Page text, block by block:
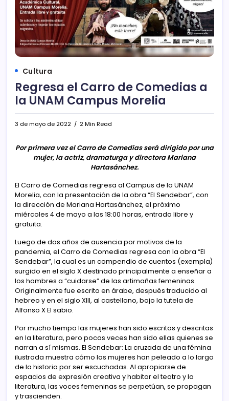
Cultura
Regresa el Carro de Comedias a
la UNAM Campus Morelia
3 de mayo de 2022 2 Min Read
Por primera vez el Carro de Comedias será dirigido por una
mujer, la actriz, dramaturga y directora Mariana
Hartasánchez.
El Carro de Comedias regresa al Campus de la UNAM
Morelia, con la presentación de la obra “El Sendebar”, con
la dirección de Mariana Hartasánchez, el próximo
miércoles 4 de mayo a las 18:00 horas, entrada libre y
gratuita.
Luego de dos años de ausencia por motivos de la
pandemia, el Carro de Comedias regresa con la obra “El
Sendebar”, la cual es un compendio de cuentos (exempla)
surgido en el siglo X destinado principalmente a enseñar a
los hombres a “cuidarse” de las artimañas femeninas.
Originalmente fue escrito en árabe, después traducido al
hebreo y en el siglo XIII, al castellano, bajo la tutela de
Alfonso X El sabio.
Por mucho tiempo las mujeres han sido escritas y descritas
en la literatura, pero pocas veces han sido ellas quienes se
narran a sí mismas. El Sendebar: La cruzada de una fémina
ilustrada muestra cómo las mujeres han peleado a lo largo
de la historia por ser escuchadas. Al apropiarse de
espacios de expresión creativa y habitar el teatro y la
literatura, las voces femeninas se perpetúan, se propagan
y trascienden.